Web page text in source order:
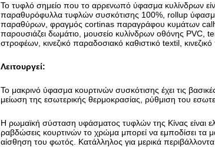
Το τυφλό σημείο που το αρρενωπό ύφασμα κυλίνδρων
παραθυρόφυλλα τυφλών συσκότισης 100%, rollup ύφασμα
παραθύρων, φραγμός cortinas παραγράφου κυμάτων
παρουσιάζει δωμάτιο, μουσείο κυλίνδρων οθόνης
στροφέων, κινεζικό παραδοσιακό καθιστικό textil,
Λειτουργεί:
Το μακρινό ύφασμα κουρτινών συσκότισης έχει τις
μείωση της εσωτερικής θερμοκρασίας, ρύθμιση του
Η ρωμαϊκή σύσταση υφάσματος τυφλών της Κίνας είναι
ραβδώσεις κουρτινών το χρώμα μπορεί να εμποδίσει τα
αίσθηση του φωτός. Κατάλληλος για μερικά περιβάλλοντα